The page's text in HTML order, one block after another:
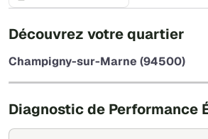
Découvrez votre quartier
Champigny-sur-Marne (94500)
Diagnostic de Performance